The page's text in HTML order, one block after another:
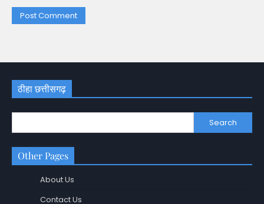
ठीहा छत्तीसगढ़
Search
Other Pages
About Us
Contact Us